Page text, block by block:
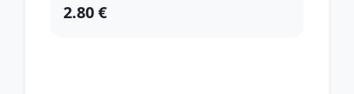
2.80 €